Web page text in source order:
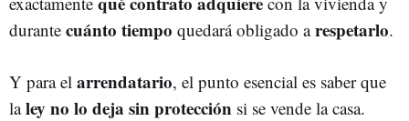
durante cuánto tiempo quedará obligado arespetarlo.
Y para el arrendatario, el punto esencial es saber que
laley no lo deja sin protección si se vende la casa.